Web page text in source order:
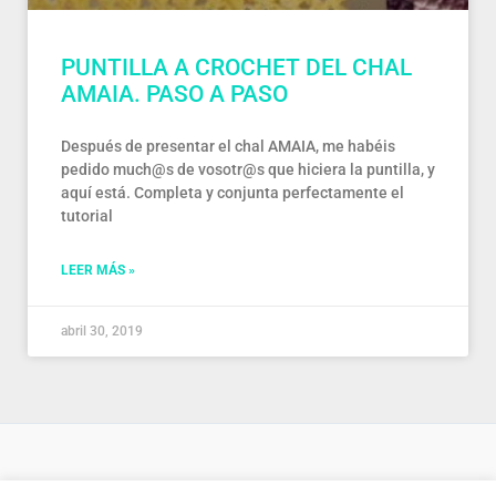
PUNTILLA A CROCHET DEL CHAL
AMAIA. PASO A PASO
Después de presentar el chal AMAIA, me habéis
pedido much@s de vosotr@s que hiciera la puntilla, y
aquí está. Completa y conjunta perfectamente el
tutorial
LEER MÁS »
abril 30, 2019